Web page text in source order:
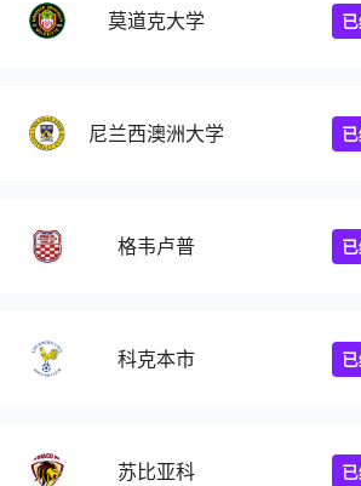
莫道克大学
尼兰西澳洲大学
格韦卢普
科克本市
苏比亚科